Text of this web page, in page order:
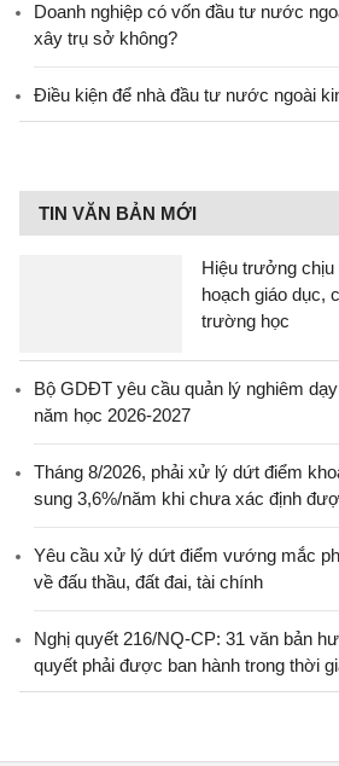
Doanh nghiệp có vốn đầu tư nước
xây trụ sở không?
Điều kiện để nhà đầu tư nước ngoài
TIN VĂN BẢN MỚI
Hiệu trưởng
hoạch giáo dục,
trường học
Bộ GDĐT yêu cầu quản lý nghiêm
năm học 2026-2027
Tháng 8/2026, phải xử lý dứt điểm
sung 3,6%/năm khi chưa xác định
Yêu cầu xử lý dứt điểm vướng mắc
về đấu thầu, đất đai, tài chính
Nghị quyết 216/NQ-CP: 31 văn bản
quyết phải được ban hành trong thời